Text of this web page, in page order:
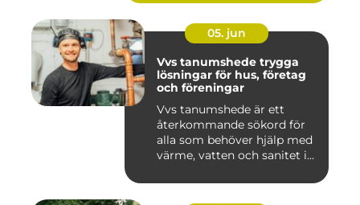
05. jun
Vvs tanumshede trygga
lösningar för hus, företag
och föreningar
Vvs tanumshede är ett
återkommande sökord för
alla som behöver hjälp med
värme, vatten och sanitet i...